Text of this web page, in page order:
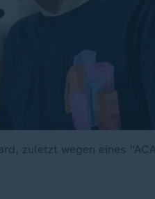
zuletzt wegen eines